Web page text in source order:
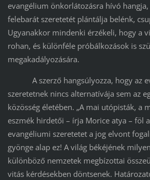
evangélium önkorlátozásra hívó hangja,
felebarát szeretetét plántálja belénk,
Ugyanakkor mindenki érzékeli, hogy a
rohan, és különféle próbálkozások is
megakadályozására.
A szerző hangsúlyozza, hogy az
szeretetnek nincs alternatívája sem az
közösség életében. „A mai utópisták, a
eszmék hirdetői – írja Morice atya – föl
evangéliumi szeretetet a jog elvont
gyönge alap ez! A világ békéjének
különböző nemzetek megbízottai
vitás kérdésekben döntsenek.